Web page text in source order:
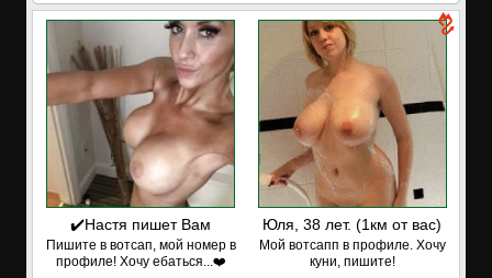
✔️Настя пишет Вам
Пишите в вотсап, мой номер в
профиле! Хочу ебаться...❤️
Юля, 38 лет. (1км от вас)
Мой вотсапп в профиле. Хочу
куни, пишите!